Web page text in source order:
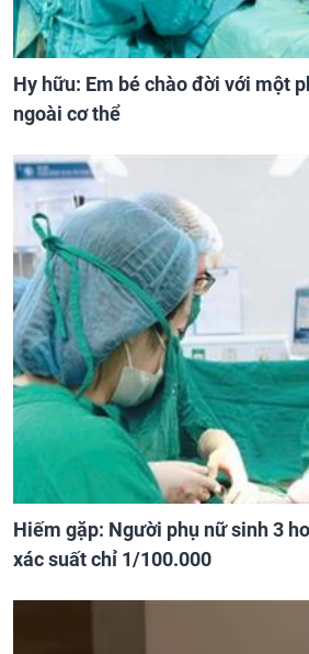
Hy hữu: Em bé chào đời với một
ngoài cơ thể
Hiếm gặp: Người phụ nữ sinh 3
xác suất chỉ 1/100.000